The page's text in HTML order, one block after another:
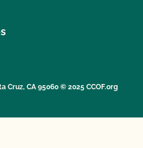
Cruz, CA 95060 © 2025 CCOF.org